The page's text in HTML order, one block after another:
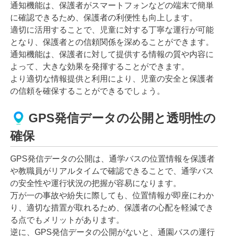
通知機能は、保護者がスマートフォンなどの端末で簡単
に確認できるため、保護者の利便性も向上します。
適切に活用することで、児童に対する丁寧な運行が可能
となり、保護者との信頼関係を深めることができます。
通知機能は、保護者に対して提供する情報の質や内容に
よって、大きな効果を発揮することができます。
より適切な情報提供と利用により、児童の安全と保護者
の信頼を確保することができるでしょう。
GPS発信データの公開と透明性の
確保
GPS発信データの公開は、通学バスの位置情報を保護者
や教職員がリアルタイムで確認できることで、通学バス
の安全性や運行状況の把握が容易になります。
万が一の事故や紛失に際しても、位置情報が即座にわか
り、適切な措置が取れるため、保護者の心配を軽減でき
る点でもメリットがあります。
逆に、GPS発信データの公開がないと、通園バスの運行